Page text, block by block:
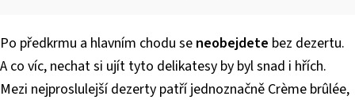
Po předkrmu a hlavním chodu se neobejdete bez dezertu.
A co víc, nechat si ujít tyto delikatesy by byl snad i hřích.
Mezi nejproslulejší dezerty patří jednoznačně Crème brûlée,